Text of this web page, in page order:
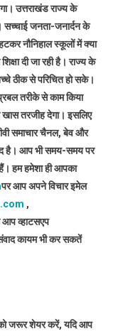
उत्तराखंड राज्य के
जनता-जनार्दन के
नौनिहाल स्कूलों में क्या
दी जा रही है। राज्य के
ठीक से परिचित हो सके।
तरीके से काम किया
खास तरजीह देगा। इसलिए
समाचार चैनल, बेव और
है। आप भी समय-समय पर
हम हमेशा ही आपका
पर आप अपने विचार इमेल
,
व्हाटसएप
कायम भी कर सकतें
को जरूर शेयर करें, यदि आप